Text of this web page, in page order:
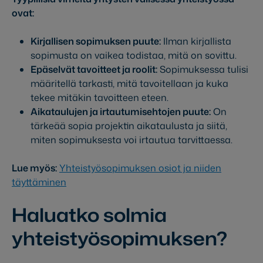
ovat:
Kirjallisen sopimuksen puute: Ilman kirjallista
sopimusta on vaikea todistaa, mitä on sovittu.
Epäselvät tavoitteet ja roolit: Sopimuksessa tulisi
määritellä tarkasti, mitä tavoitellaan ja kuka
tekee mitäkin tavoitteen eteen.
Aikataulujen ja irtautumisehtojen puute:On
tärkeää sopia projektin aikataulusta ja siitä,
miten sopimuksesta voi irtautua tarvittaessa.
Lue myös:Yhteistyösopimuksen osiot ja niiden
täyttäminen
Haluatko solmia
yhteistyösopimuksen?